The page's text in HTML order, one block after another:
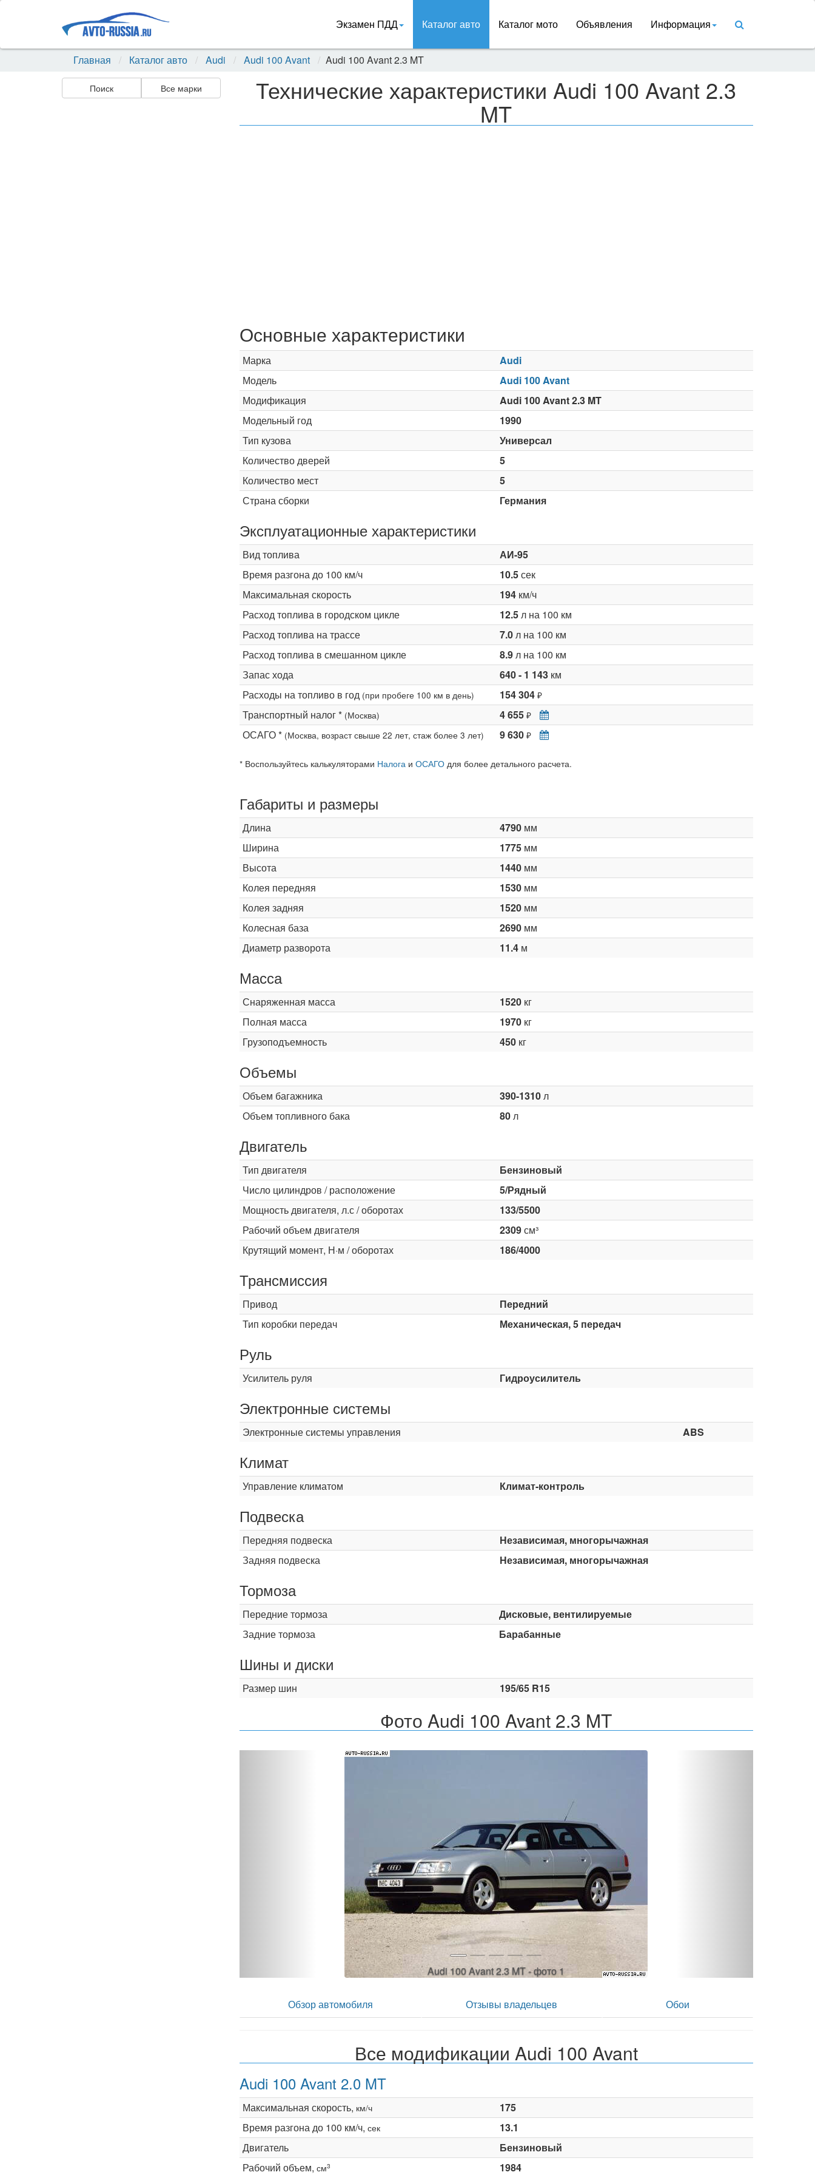
Экзамен ПДД Каталог авто Каталог мото Объявления Информация
Главная Каталог авто Audi Audi 100 Avant Audi 100 Avant 2.3 MT
Поиск Все марки Технические характеристики Audi 100 Avant 2.3
MT
Основные характеристики
Марка
Audi
Модель
Audi 100 Avant
Модификация
Audi 100 Avant 2.3 MT
Модельный год
1990
Тип кузова
Универсал
Количество дверей
5
Количество мест
5
Страна сборки
Германия
Эксплуатационные характеристики
Вид топлива
АИ-95
Время разгона до 100 км/ч
10.5сек
Максимальная скорость
194км/ч
Расход топлива в городском цикле
12.5л на 100 км
Расход топлива на трассе
7.0л на 100 км
Расход топлива в смешанном цикле
8.9л на 100 км
Запас хода
640 - 1 143км
Расходы на топливо в год (при пробеге 100 км в день) 154 304 ₽
Транспортный налог * (Москва) 4 655 ₽
ОСАГО * (Москва, возраст свыше 22 лет, стаж более 3 лет) 9 630 ₽
* Воспользуйтесь калькуляторами Налогаи ОСАГОдля более детального расчета.
Габариты и размеры
Длина 4790мм
Ширина
1775мм
Высота
1440мм
Колея передняя
1530мм
Колея задняя
1520мм
Колесная база
2690мм
Диаметр разворота
11.4м
Масса
Снаряженная масса 1520кг
Полная масса
1970кг
Грузоподъемность
450кг
Объемы
Объем багажника 390-1310л
Объем топливного бака
80л
Двигатель
Тип двигателя
Бензиновый
Число цилиндров / расположение
5/Рядный
Мощность двигателя, л.с / оборотах
133/5500
Рабочий объем двигателя
2309см³
Крутящий момент, Н·м / оборотах
186/4000
Трансмиссия
Привод
Передний
Тип коробки передач
Механическая, 5 передач
Руль
Усилитель руля Гидроусилитель
Электронные системы
Электронные системы управления ABS
Климат
Управление климатом Климат-контроль
Подвеска
Передняя подвеска
Независимая, многорычажная
Задняя подвеска
Независимая, многорычажная
Тормоза
Передние тормоза
Дисковые, вентилируемые
Задние тормоза
Барабанные
Шины и диски
Размер шин 195/65 R15
Фото Audi 100 Avant 2.3 MT
Audi 100 Avant 2.3 MT - фото 2
Обзор автомобиля Отзывы владельцев Обои
Все модификации Audi 100 Avant
Audi 100 Avant 2.0 MT
Максимальная скорость, км/ч
175
Время разгона до 100 км/ч, сек
13.1
Двигатель
Бензиновый
Рабочий объем, см3 1984